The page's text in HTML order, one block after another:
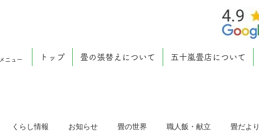
メニュー トップ 畳の張替えについて 五十嵐畳店について
くらし情報 お知らせ 畳の世界 職人飯・献立 畳だより